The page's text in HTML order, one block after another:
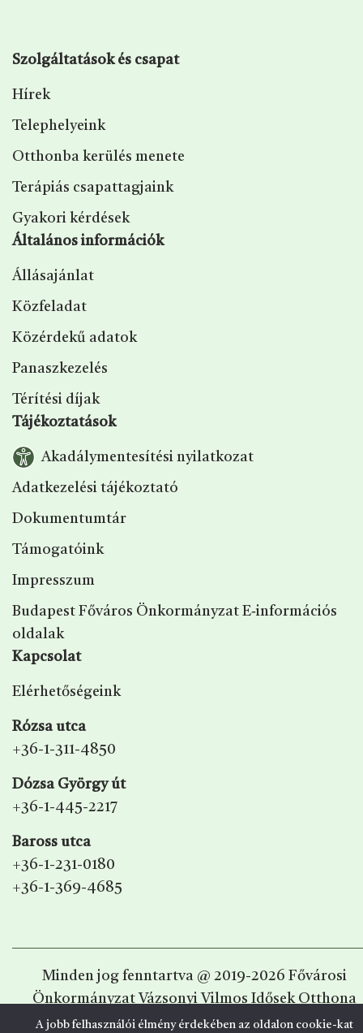
Szolgáltatások és csapat
Hírek
Telephelyeink
Otthonba kerülés menete
Terápiás csapattagjaink
Gyakori kérdések
Általános információk
Állásajánlat
Közfeladat
Közérdekű adatok
Panaszkezelés
Térítési díjak
Tájékoztatások
Akadálymentesítési nyilatkozat
Adatkezelési tájékoztató
Dokumentumtár
Támogatóink
Impresszum
Budapest Főváros Önkormányzat E‑információs
oldalak
Kapcsolat
Elérhetőségeink
Rózsa utca
+36-1-311-4850
Dózsa György út
+36-1-445-2217
Baross utca
+36-1-231-0180
+36-1-369-4685
Minden jog fenntartva @ 2019-2026 Fővárosi
Önkormányzat Vázsonyi Vilmos Idősek Otthona
A jobb felhasználói élmény érdekében az oldalon cookie-kat